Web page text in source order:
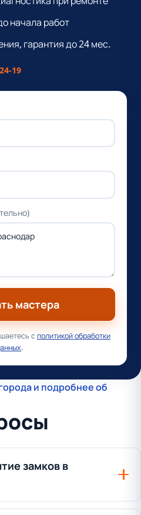
начала работ
гарантия до 24 мес.
19
мастера
сполитикой обработки
.
и подробнее об
замков в